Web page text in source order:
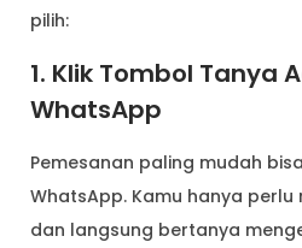
pilih:
1. Klik Tombol Tanya
WhatsApp
Pemesanan paling mudah
WhatsApp. Kamu hanya
dan langsung bertanya